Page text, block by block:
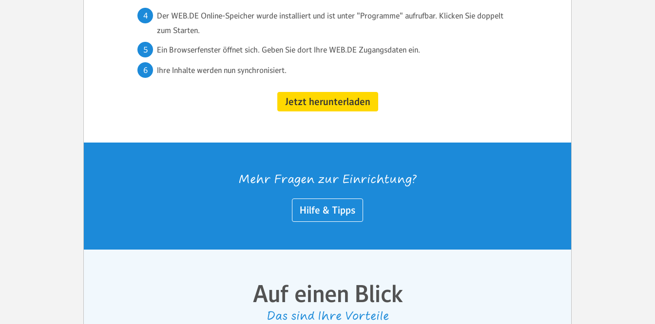
Der WEB.DE Online-Speicher wurde installiert und ist unter "Programme" aufrufbar. Klicken Sie doppelt
zum Starten.
Ein Browserfenster öffnet sich. Geben Sie dort Ihre WEB.DE Zugangs­daten ein.
Ihre Inhalte werden nun synchronisiert.
Jetzt herunterladen
Mehr Fragen zur Einrichtung?
Hilfe & Tipps
Auf einen Blick
Das sind Ihre Vorteile